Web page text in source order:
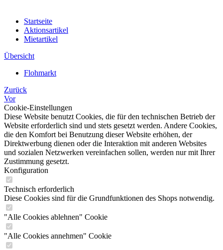
Startseite
Aktionsartikel
Mietartikel
Übersicht
Flohmarkt
Zurück
Vor
Cookie-Einstellungen
Diese Website benutzt Cookies, die für den technischen Betrieb der
Website erforderlich sind und stets gesetzt werden. Andere Cookies,
die den Komfort bei Benutzung dieser Website erhöhen, der
Direktwerbung dienen oder die Interaktion mit anderen Websites
und sozialen Netzwerken vereinfachen sollen, werden nur mit Ihrer
Zustimmung gesetzt.
Konfiguration
Technisch erforderlich
Diese Cookies sind für die Grundfunktionen des Shops notwendig.
"Alle Cookies ablehnen" Cookie
"Alle Cookies annehmen" Cookie